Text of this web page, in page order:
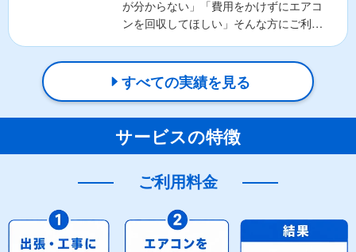
が分からない」「費用をかけずにエアコ
ンを回収してほしい」そんな方にご利用
すべての実績を見る
サービスの特徴
ご利用料金